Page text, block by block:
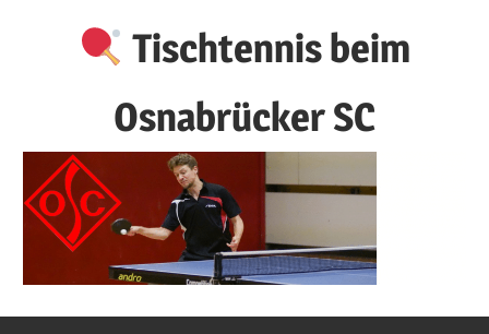
Tischtennis beim
Osnabrücker SC